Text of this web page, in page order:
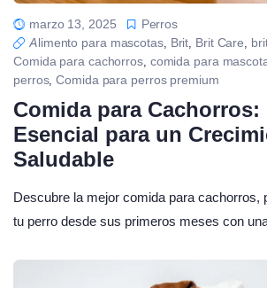
marzo 13, 2025
Perros
Alimento para mascotas, Brit Brit Care
Comida para cachorros, comida para
perros,Comida para perros premium
Comida para
Esencial para un
Saludable
Descubre la mejor comida para cachorros,
tu perro desde sus primeros meses con